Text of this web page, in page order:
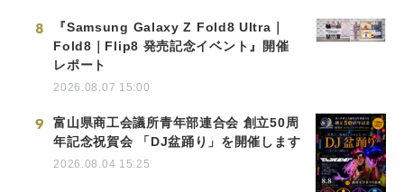
8
『Samsung Galaxy Z Fold8 Ultra｜
Fold8｜Flip8 発売記念イベント』開催
レポート
2026.08.07 15:00
9
富山県商工会議所青年部連合会 創立50周
年記念祝賀会 「DJ盆踊り」を開催します
2026.08.04 15:25